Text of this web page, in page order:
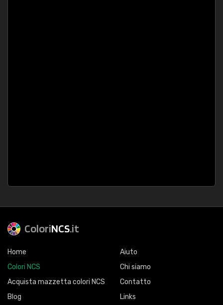
ColoriNCS.it
Home
Colori NCS
Acquista mazzetta colori NCS
Blog
Aiuto
Chi siamo
Contatto
Links